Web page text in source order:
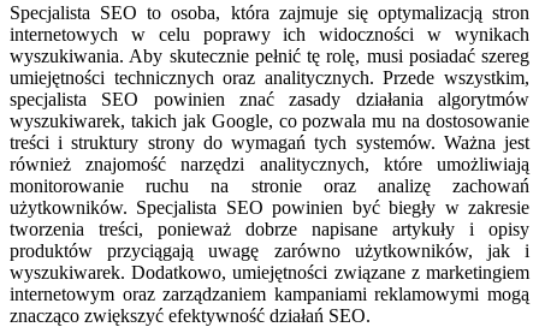
Specjalista SEO to osoba, która zajmuje się optymalizacją stron
internetowych w celu poprawy ich widoczności w wynikach
wyszukiwania. Aby skutecznie pełnić tę rolę, musi posiadać szereg
umiejętności technicznych oraz analitycznych. Przede wszystkim,
specjalista SEO powinien znać zasady działania algorytmów
wyszukiwarek, takich jak Google, co pozwala mu na dostosowanie
treści i struktury strony do wymagań tych systemów. Ważna jest
również znajomość narzędzi analitycznych, które umożliwiają
monitorowanie ruchu na stronie oraz analizę zachowań
użytkowników. Specjalista SEO powinien być biegły w zakresie
tworzenia treści, ponieważ dobrze napisane artykuły i opisy
produktów przyciągają uwagę zarówno użytkowników, jak i
wyszukiwarek. Dodatkowo, umiejętności związane z marketingiem
internetowym oraz zarządzaniem kampaniami reklamowymi mogą
znacząco zwiększyć efektywność działań SEO.